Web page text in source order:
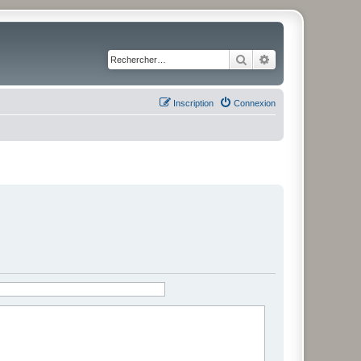
Rechercher
Connexion
Inscription